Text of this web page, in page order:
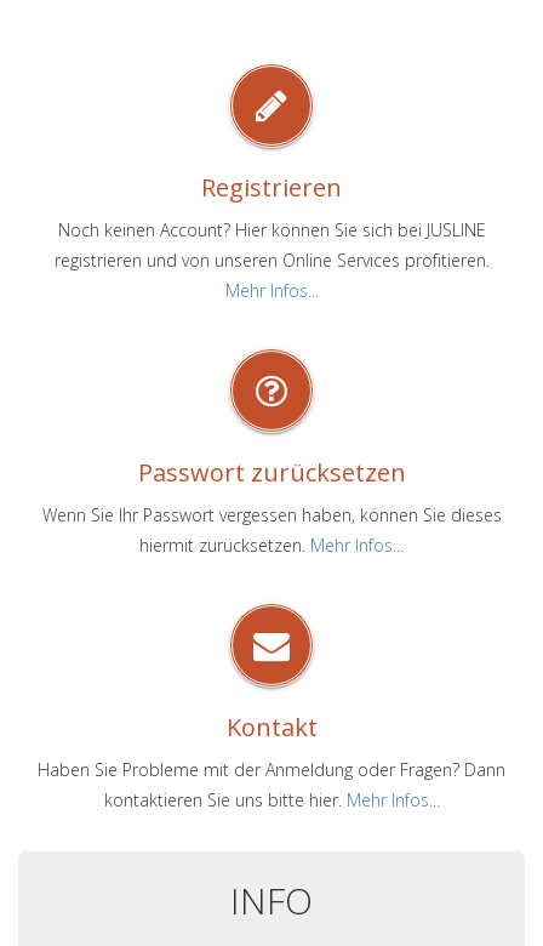
Registrieren
Noch keinen Account? Hier können Sie sich bei JUSLINE
registrieren und von unseren Online Services profitieren.
Mehr Infos...
Passwort zurücksetzen
Wenn Sie Ihr Passwort vergessen haben, können Sie dieses
hiermit zurücksetzen. Mehr Infos...
Kontakt
Haben Sie Probleme mit der Anmeldung oder Fragen? Dann
kontaktieren Sie uns bitte hier. Mehr Infos...
INFO